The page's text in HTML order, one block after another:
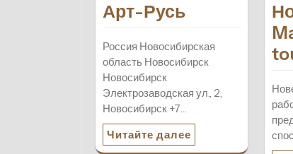
Арт-Русь
Россия Новосибирская
область Новосибирск
Новосибирск
Электрозаводская ул., 2,
Новосибирск +7…
Читайте далее